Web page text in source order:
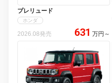
プレリュード
ホンダ
2026.08発売 631 万円 ～